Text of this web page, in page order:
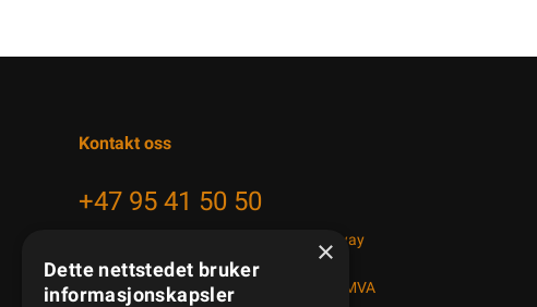
Kontakt oss
+47 95 41 50 50
Bedriftsveien 14, 1890 Rakkestad, Norway
post@kamled.no
Organisasjonsnummer: NO 997608038MVA
×
Dette nettstedet bruker
informasjonskapsler